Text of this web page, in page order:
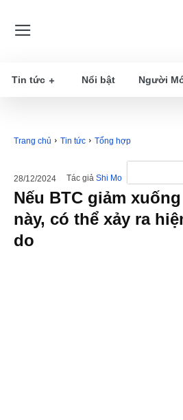
Tin tức Nổi bật Người
Trang chủ Tin tức Tổng hợp
28/12/2024 Tác giả Shi Mo
Nếu BTC giảm
này, có thể xảy ra
do